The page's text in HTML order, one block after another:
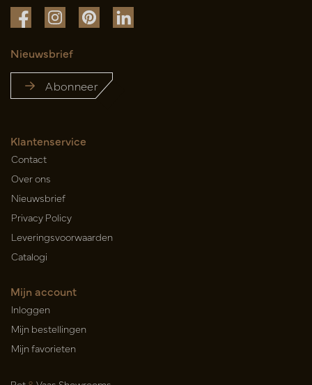
Nieuwsbrief
Abonneer
Klantenservice
Contact
Over ons
Nieuwsbrief
Privacy Policy
Leveringsvoorwaarden
Catalogi
Mijn account
Inloggen
Mijn bestellingen
Mijn favorieten